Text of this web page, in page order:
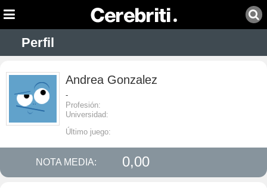
Perfil
Andrea Gonzalez
-
Profesión:
Universidad:
Último juego:
NOTA MEDIA: 0,00